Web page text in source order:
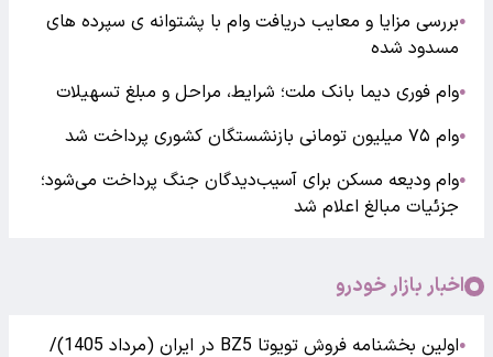
●بررسی مزایا و معایب دریافت وام با پشتوانه ی سپرده های
مسدود شده
●وام فوری دیما بانک ملت؛ شرایط، مراحل و مبلغ تسهیلات
●وام ۷۵ میلیون تومانی بازنشستگان کشوری پرداخت شد
●وام ودیعه مسکن برای آسیب‌دیدگان جنگ پرداخت می‌شود؛
جزئیات مبالغ اعلام شد
اخبار بازار خودرو
●
اولین بخشنامه فروش تویوتا BZ5 در ایران (مرداد 1405)/